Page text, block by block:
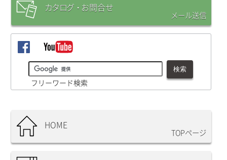
カタログ・ お問合せ
メール送信
フリーワード検索
HOME
TOPページ